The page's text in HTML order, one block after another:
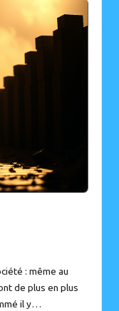
: même au
de plus en plus
il y…